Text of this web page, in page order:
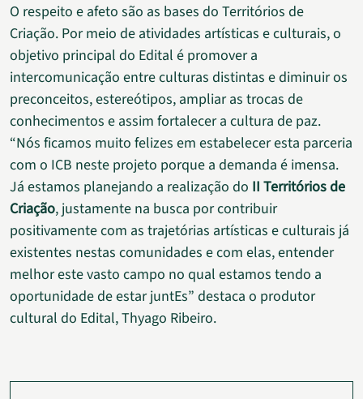
O respeito e afeto são as bases do Territórios de
Criação. Por meio de atividades artísticas e culturais, o
objetivo principal do Edital é promover a
intercomunicação entre culturas distintas e diminuir os
preconceitos, estereótipos, ampliar as trocas de
conhecimentos e assim fortalecer a cultura de paz.
“Nós ficamos muito felizes em estabelecer esta parceria
com o ICB neste projeto porque a demanda é imensa.
Já estamos planejando a realização do II Territórios de
Criação, justamente na busca por contribuir
positivamente com as trajetórias artísticas e culturais já
existentes nestas comunidades e com elas, entender
melhor este vasto campo no qual estamos tendo a
oportunidade de estar juntEs” destaca o produtor
cultural do Edital, Thyago Ribeiro.